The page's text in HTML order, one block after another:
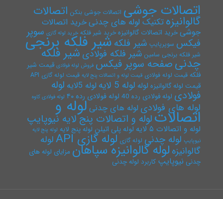
اتصالات جوشی اتصالات جوشی بنکن اتصالات
گالوانیزهتکنیک لوله های چدنیخرید اتصالات
جوشیخرید اتصالات گالوانیزه خرید شیر فلکه خرید لوله گازی سوپر
فیکس سوپرپایپ شیر فلکه شیر فلکه برنجی
شیر فلکه برنجی سامین شیر فلکه فولادی شیر فلکه
چدنیصفحه سوپر فیکس فروش لوله فولادی قیمت شیر
فلکه قیمت لوله فولادی قیمت لوله و اتصالات پنج لایه قیمت لوله گازی API
قیمت لوله گالوانیزه لوله لوله 5 لایه لوله 5لایه لوله
فولادی لوله فولادی رده 40 لوله فولادی رده ۴۰ لوله فولادی کاوه
لوله های فولادی لوله های چدنی لوله و اتصالاتلوله و اتصالات پنج لایه نیوپایپ
لوله و اتصالات ۵ لایه لوله پلی اتیلن لوله پنج لایه لوله پنج لایه
نیوپایپ لوله چدنی لوله گازی لوله گازی API لوله
گالوانیزه لوله گالوانیزه سپاهان مزایای لوله های
چدنی نیوپایپ کاربرد لوله چدنی